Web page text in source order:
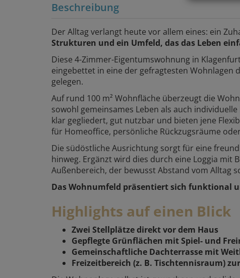
Beschreibung
Der Alltag verlangt heute vor allem eines: ein
Strukturen und ein Umfeld, das das Leben
Diese 4-Zimmer-Eigentumswohnung in
eingebettet in eine der gefragtesten Wohnlagen
gelegen.
Auf rund 100 m² Wohnfläche überzeugt die
sowohl gemeinsames Leben als auch
klar gegliedert, gut nutzbar und bieten jene
für Homeoffice, persönliche Rückzugsräume
Die südöstliche Ausrichtung sorgt für eine
hinweg. Ergänzt wird dies durch eine Loggia mit
Außenbereich, der bewusst Abstand vom Alltag
Das Wohnumfeld präsentiert sich funktional
Highlights auf einen Blick
Zwei Stellplätze direkt vor dem Haus
Gepflegte Grünflächen mit Spiel- und
Gemeinschaftliche Dachterrasse mit
Freizeitbereich (z. B. Tischtennisraum)